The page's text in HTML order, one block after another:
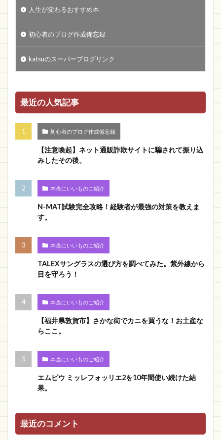
人生が変わるおすすめ本
初心者のブログ作成備忘録
katsuのスーパーブログリンク
最近の人気記事
初心者のブログ作成備忘録
【注意喚起】ネット通販詐欺サイトに騙されて振り込
みしたその後。
本当にいいものご紹介
N-MAT試験完全攻略！経験者が最強の対策を教えま
す。
本当にいいものご紹介
TALEXサングラスの選び方を調べてみた。紫外線から
目を守ろう！
本当にいいものご紹介
【福井県敦賀市】さかな街でカニを買うな！お土産な
らここ。
本当にいいものご紹介
エムピウ ミッレフォッリエ2を10年間使い続けた結
果。
最近のコメント